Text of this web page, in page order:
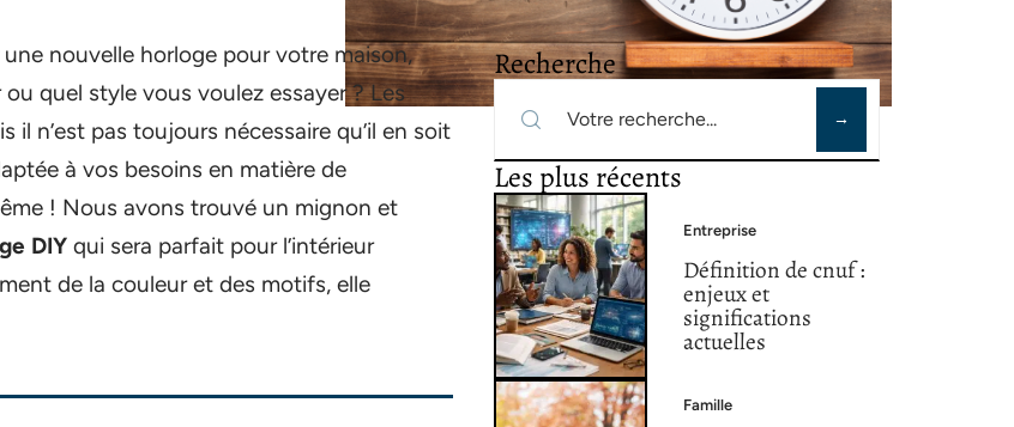
nouvelle horloge pour votre maison,
quel style vous voulez essayer ? Les
n’est pas toujours nécessaire qu’il en soit
à vos besoins en matière de
! Nous avons trouvé un mignon et
DIY qui sera parfait pour l’intérieur
de la couleur et des motifs, elle
Recherche
Les plus récents
Entreprise
Définition de cnuf :
enjeux et
significations
actuelles
Famille